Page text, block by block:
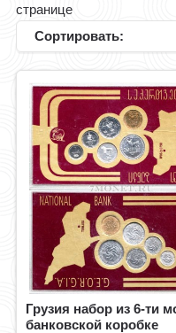
странице
Сортировать:
Грузия набор из 6-ти
банковской коробке